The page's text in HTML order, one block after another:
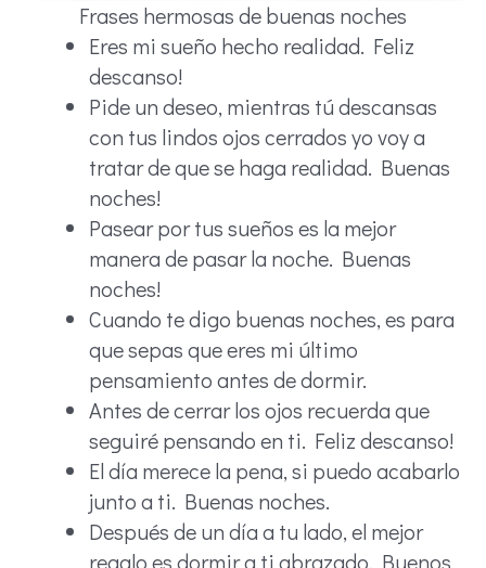
Frases hermosas de buenas noches
Eres mi sueño hecho realidad. Feliz
descanso!
Pide un deseo, mientras tú descansas
con tus lindos ojos cerrados yo voy a
tratar de que se haga realidad. Buenas
noches!
Pasear por tus sueños es la mejor
manera de pasar la noche. Buenas
noches!
Cuando te digo buenas noches, es para
que sepas que eres mi último
pensamiento antes de dormir.
Antes de cerrar los ojos recuerda que
seguiré pensando en ti. Feliz descanso!
El día merece la pena, si puedo acabarlo
junto a ti. Buenas noches.
Después de un día a tu lado, el mejor
regalo es dormir a ti abrazado. Buenos